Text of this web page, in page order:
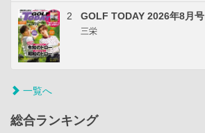
2 GOLF TODAY 2026年8月号
三栄
一覧へ
総合ランキング